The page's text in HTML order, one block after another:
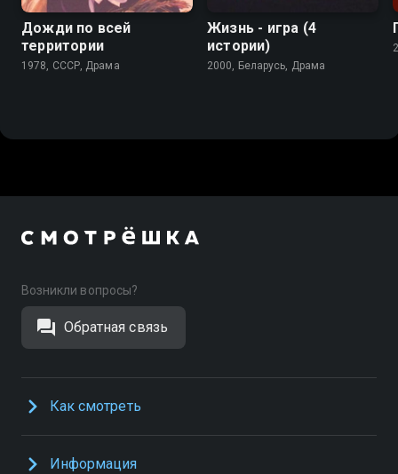
Дожди по всей
территории
1978, СССР, Драма
Жизнь - игра (4
истории)
2000, Беларусь, Драма
Возникли вопросы?
Обратная связь
Как смотреть
Информация